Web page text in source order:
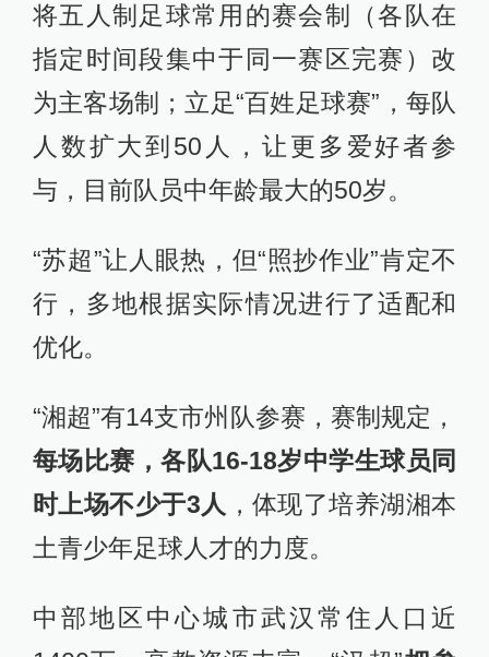
将五人制足球常用的赛会制（各队在
指定时间段集中于同一赛区完赛）改
为主客场制；立足“百姓足球赛”，每队
人数扩大到50人，让更多爱好者参
与，目前队员中年龄最大的50岁。
“苏超”让人眼热，但“照抄作业”肯定不
行，多地根据实际情况进行了适配和
优化。
“湘超”有14支市州队参赛，赛制规定，
每场比赛，各队16-18岁中学生球员同
时上场不少于3人 ，体现了培养湖湘本
土青少年足球人才的力度。
中部地区中心城市武汉常住人口近